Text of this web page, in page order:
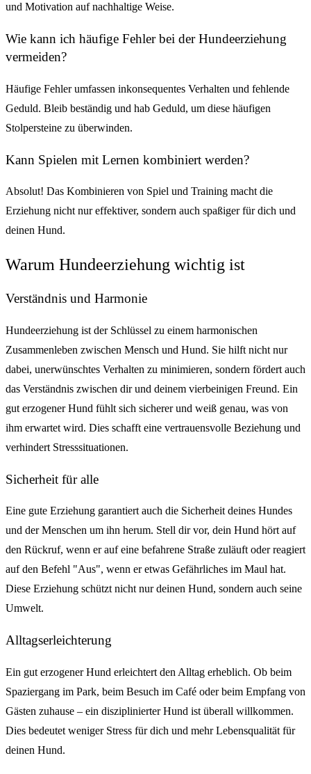
und Motivation auf nachhaltige Weise.
Wie kann ich häufige Fehler bei der Hundeerziehung
vermeiden?
Häufige Fehler umfassen inkonsequentes Verhalten und fehlende
Geduld. Bleib beständig und hab Geduld, um diese häufigen
Stolpersteine zu überwinden.
Kann Spielen mit Lernen kombiniert werden?
Absolut! Das Kombinieren von Spiel und Training macht die
Erziehung nicht nur effektiver, sondern auch spaßiger für dich und
deinen Hund.
Warum Hundeerziehung wichtig ist
Verständnis und Harmonie
Hundeerziehung ist der Schlüssel zu einem harmonischen
Zusammenleben zwischen Mensch und Hund. Sie hilft nicht nur
dabei, unerwünschtes Verhalten zu minimieren, sondern fördert auch
das Verständnis zwischen dir und deinem vierbeinigen Freund. Ein
gut erzogener Hund fühlt sich sicherer und weiß genau, was von
ihm erwartet wird. Dies schafft eine vertrauensvolle Beziehung und
verhindert Stresssituationen.
Sicherheit für alle
Eine gute Erziehung garantiert auch die Sicherheit deines Hundes
und der Menschen um ihn herum. Stell dir vor, dein Hund hört auf
den Rückruf, wenn er auf eine befahrene Straße zuläuft oder reagiert
auf den Befehl "Aus", wenn er etwas Gefährliches im Maul hat.
Diese Erziehung schützt nicht nur deinen Hund, sondern auch seine
Umwelt.
Alltagserleichterung
Ein gut erzogener Hund erleichtert den Alltag erheblich. Ob beim
Spaziergang im Park, beim Besuch im Café oder beim Empfang von
Gästen zuhause – ein disziplinierter Hund ist überall willkommen.
Dies bedeutet weniger Stress für dich und mehr Lebensqualität für
deinen Hund.